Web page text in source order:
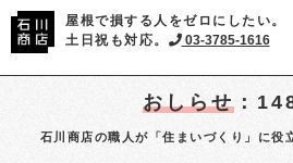
屋根で損する人をゼロにしたい。
土日祝も対応。
03-3785-1616
おしらせ ：
石川商店の職人が「住まいづくり」に役